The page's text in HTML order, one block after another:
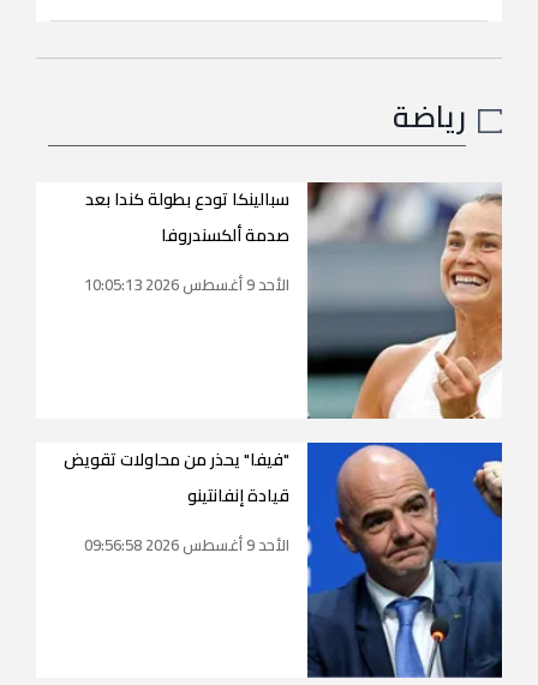
رياضة
سبالينكا تودع بطولة كندا بعد
صدمة ألكسندروفا
الأحد 9 أغسطس 2026 10:05:13
"فيفا" يحذر من محاولات تقويض
قيادة إنفانتينو
الأحد 9 أغسطس 2026 09:56:58